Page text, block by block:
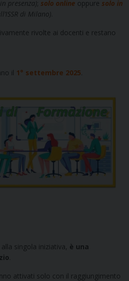
presenza); solo online oppure solo in
di Milano).
rivolte ai docenti e restano
il 1° settembre 2025.
alla singola iniziativa, è una
.
attivati solo con il raggiungimento